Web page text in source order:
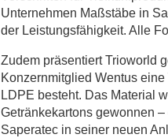
Unternehmen Maßstäbe in
der Leistungsfähigkeit. Alle
Zudem präsentiert Trioworld
Konzernmitglied Wentus
LDPE besteht. Das Material
Getränkekartons gewonnen
Saperatec in seiner neuen